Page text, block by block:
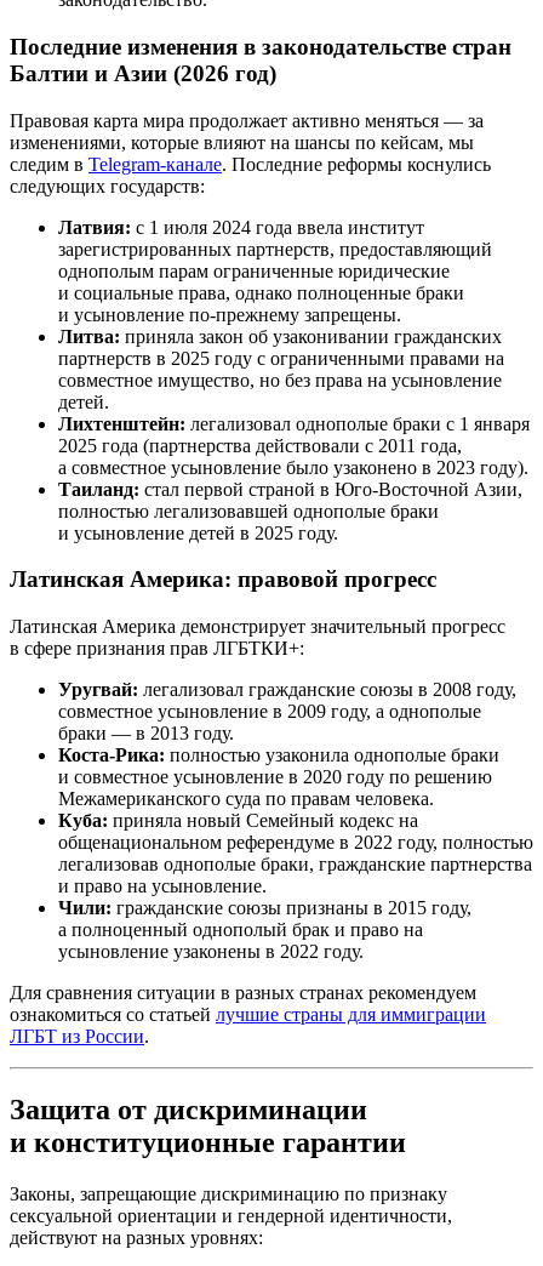
Последние изменения в законодательстве стран
Балтии и Азии (2026 год)
Правовая карта мира продолжает активно меняться — за
изменениями, которые влияют на шансы по кейсам, мы
следим в Telegram-канале. Последние реформы коснулись
следующих государств:
Латвия: с 1 июля 2024 года ввела институт
зарегистрированных партнерств, предоставляющий
однополым парам ограниченные юридические
и социальные права, однако полноценные браки
и усыновление по-прежнему запрещены.
Литва: приняла закон об узаконивании гражданских
партнерств в 2025 году с ограниченными правами на
совместное имущество, но без права на усыновление
детей.
Лихтенштейн: легализовал однополые браки с 1 января
2025 года (партнерства действовали с 2011 года,
а совместное усыновление было узаконено в 2023 году).
Таиланд: стал первой страной в Юго-Восточной Азии,
полностью легализовавшей однополые браки
и усыновление детей в 2025 году.
Латинская Америка: правовой прогресс
Латинская Америка демонстрирует значительный прогресс
в сфере признания прав ЛГБТКИ+:
Уругвай: легализовал гражданские союзы в 2008 году,
совместное усыновление в 2009 году, а однополые
браки — в 2013 году.
Коста-Рика: полностью узаконила однополые браки
и совместное усыновление в 2020 году по решению
Межамериканского суда по правам человека.
Куба: приняла новый Семейный кодекс на
общенациональном референдуме в 2022 году, полностью
легализовав однополые браки, гражданские партнерства
и право на усыновление.
Чили: гражданские союзы признаны в 2015 году,
а полноценный однополый брак и право на
усыновление узаконены в 2022 году.
Для сравнения ситуации в разных странах рекомендуем
ознакомиться со статьей лучшие страны для иммиграции
ЛГБТ из России.
Защита от дискриминации
и конституционные гарантии
Законы, запрещающие дискриминацию по признаку
сексуальной ориентации и гендерной идентичности,
действуют на разных уровнях: